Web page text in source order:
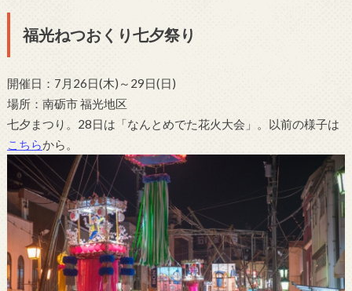
福光ねつおくり七夕祭り
開催日：7月26日(木)～29日(日)
場所：南砺市 福光地区
七夕まつり。28日は「なんとめでた花火大会」。以前の様子は
こちらから。